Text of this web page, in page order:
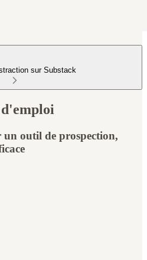
sur Substack
outil de prospection,